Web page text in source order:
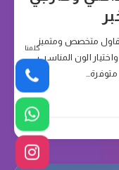
متخصص ومتميز
الون المناسب ,
كلمنا